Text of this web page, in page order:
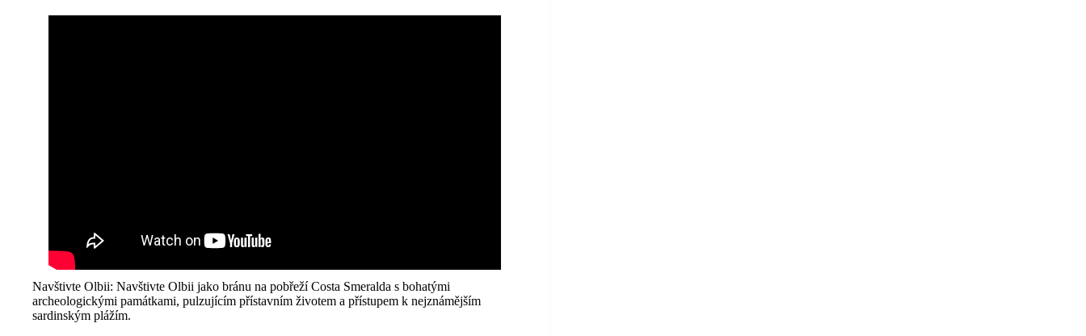
Navštivte Olbii: Navštivte Olbii jako bránu na pobřeží Costa Smeralda s bohatými
archeologickými památkami, pulzujícím přístavním životem a přístupem k nejznámějším
sardinským plážím.